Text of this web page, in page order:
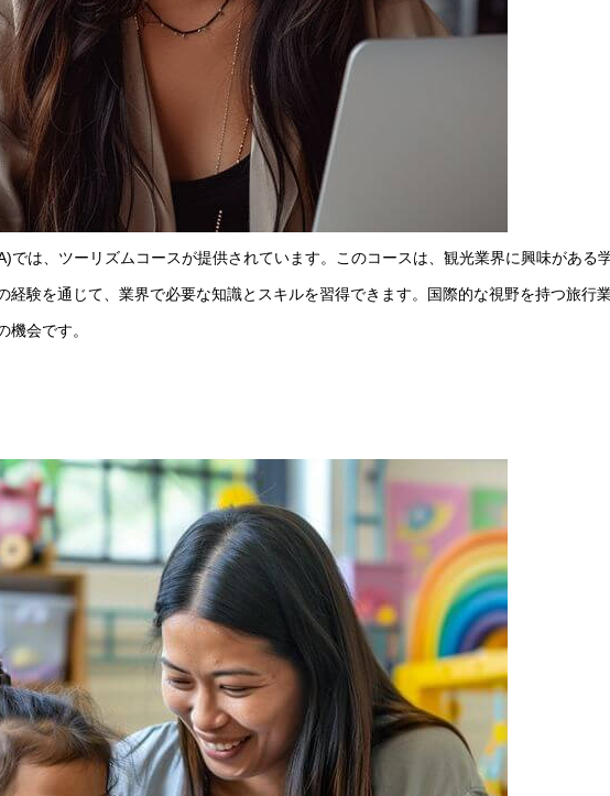
では、ツーリズムコースが提供されています。このコースは、観光業界に興味がある
経験を通じて、業界で必要な知識とスキルを習得できます。国際的な視野を持つ旅行
会です。